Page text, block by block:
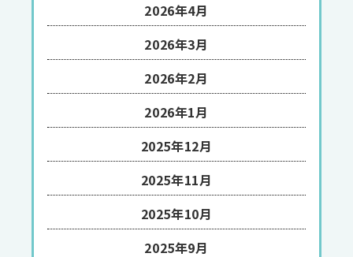
2026年4月
2026年3月
2026年2月
2026年1月
2025年12月
2025年11月
2025年10月
2025年9月